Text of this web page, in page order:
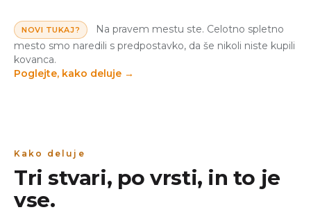
NOVI TUKAJ?
Na pravem mestu ste. Celotno spletno
mesto smo naredili s predpostavko, da še nikoli niste kupili
kovanca.
Poglejte, kako deluje →
Kako deluje
Tri stvari, po vrsti, in to je
vse.